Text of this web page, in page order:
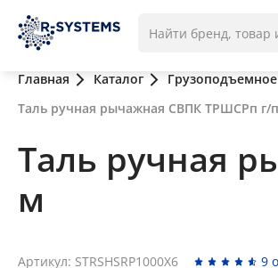
Главная Каталог
Таль ручная рычажная СВПК ТРШСРп г/
Таль ручная
м
Артикул: STRSHSRP1000X6 9